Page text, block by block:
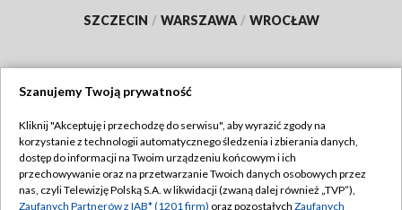
SZCZECIN / WARSZAWA / WROCŁAW
TVP
Abonament TVP
Emisja w TVP
Regulamin TVP
Szanujemy Twoją prywatność
Kliknij "Akceptuję i przechodzę do serwisu", aby wyrazić zgody na
korzystanie z technologii automatycznego śledzenia i zbierania danych,
dostęp do informacji na Twoim urządzeniu końcowym i ich
przechowywanie oraz na przetwarzanie Twoich danych osobowych przez
nas, czyli Telewizję Polską S.A. w likwidacji (zwaną dalej również „TVP”),
Zaufanych Partnerów z IAB* (1201 firm) oraz pozostałych Zaufanych